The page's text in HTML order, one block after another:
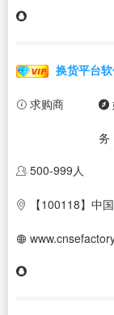
换货平台
求购商
务
500-999人
【100118】中